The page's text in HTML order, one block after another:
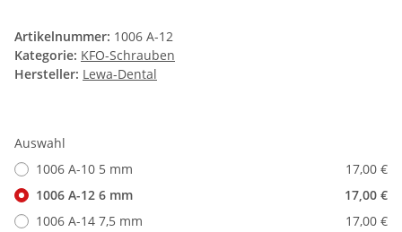
Artikelnummer: 1006 A-12
Kategorie: KFO-Schrauben
Hersteller: Lewa-Dental
Auswahl
1006 A-10 5 mm
17,00 €
1006 A-12 6 mm
17,00 €
1006 A-14 7,5 mm
17,00 €